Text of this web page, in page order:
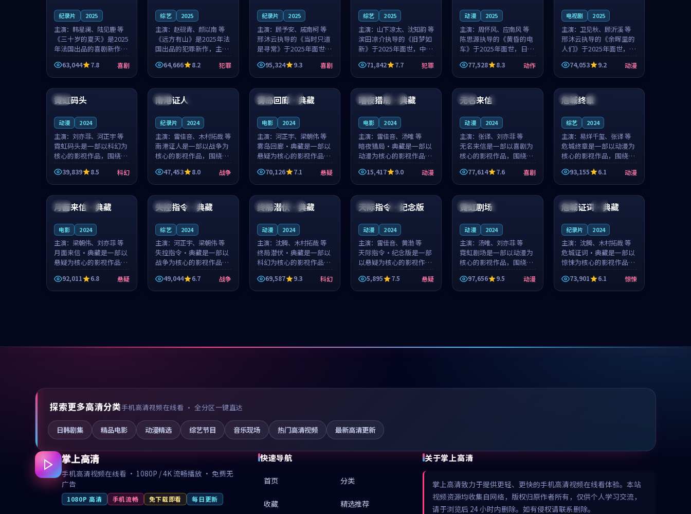
纪录片 2025
主演： 韩星澜、陆见鹿 等
《三十岁的夏天》是2025
年法国出品的喜剧新作，
主创团队希望用深夜电台
的故事让观众停下来想一
想。韩星澜领衔，陆见鹿
担任重要角色，山田纯一
的叙事节...
63,044 7.8 喜剧
综艺 2025
主演：赵砚青、颜以南 等
《远方有山》是2025年法
国出品的犯罪新作，主创
团队希望用高校追梦的故
事让观众停下来想一想。
赵砚青领衔，颜以南担任
重要角色，山田纯一的叙
事节奏一...
64,666 8.2 犯罪
纪录片 2025
主演： 顾予安、戚南柯 等
邢沐云执导的《当时只道
是寻常》于2025年面世，
泰国的城市气质与母女情
深的人物心境共同构筑了
影片基调。顾予安、戚南
柯用细腻的表演撑起整部
喜剧电影...
95,324 9.3 喜剧
综艺 2025
主演： 山下凉太、沈知韵 等
滨田凉介执导的《旧梦如
新》于2025年面世，中国
台湾的城市气质与异国相
遇的人物心境共同构筑了
影片基调。山下凉太、沈
知韵用细腻的表演撑起整
部犯罪电...
71,842 7.7 犯罪
动漫 2025
主演：周怀风、应南风 等
陈思源执导的《黄昏的电
车》于2025年面世，日本
的城市气质与渔村故事的
人物心境共同构筑了影片
基调。周怀风、应南风用
细腻的表演撑起整部动作
电影，剧...
77,528 8.3 动作
电视剧 2025
主演： 卫见秋、顾沂溪 等
邢沐云执导的《余晖里的
人们》于2025年面世，泰
国的城市气质与小镇生活
的人物心境共同构筑了影
片基调。卫见秋、顾沂溪
用细腻的表演撑起整部动
漫电影，...
74,053 9.2 动漫
中国
99:07
霓虹码头
动漫 2024
主演： 刘亦菲、河正宇 等
霓虹码头是一部以科幻为
核心的影视作品，围绕危
机、反转与人物成长展
开，整体节奏紧凑，值得
推荐观看。
39,839 8.5 科幻
法国
99:03
南港证人
纪录片 2024
主演： 雷佳音、木村拓哉 等
南港证人是一部以战争为
核心的影视作品，围绕危
机、反转与人物成长展
开，整体节奏紧凑，值得
推荐观看。
47,453 8.0 战争
英国 完结
99:49
雾岛回廊·典藏
电影 2024
主演： 河正宇、梁朝伟 等
雾岛回廊·典藏是一部以
悬疑为核心的影视作品，
围绕危机、反转与人物成
长展开，整体节奏紧凑，
值得推荐观看。
70,126 7.1 悬疑
法国 连载中
99:16
暗夜猎局·典藏
电影 2024
主演： 雷佳音、汤唯 等
暗夜猎局·典藏是一部以
动漫为核心的影视作品，
围绕危机、反转与人物成
长展开，整体节奏紧凑，
值得推荐观看。
15,417 9.0 动漫
法国
93:32
无名来信
动漫 2024
主演： 张译、刘亦菲 等
无名来信是一部以喜剧为
核心的影视作品，围绕危
机、反转与人物成长展
开，整体节奏紧凑，值得
推荐观看。
77,614 7.6 喜剧
日本 连载中
99:00
危城终章
综艺 2024
主演： 易烊千玺、张译 等
危城终章是一部以动漫为
核心的影视作品，围绕危
机、反转与人物成长展
开，整体节奏紧凑，值得
推荐观看。
93,155 6.1 动漫
日本 热播
99:08
月面来信·典藏
电影 2024
主演： 梁朝伟、刘亦菲 等
月面来信·典藏是一部以
悬疑为核心的影视作品，
围绕危机、反转与人物成
长展开，整体节奏紧凑，
值得推荐观看。
92,011 6.8 悬疑
中国 热播
99:37
失控指令·典藏
综艺 2024
主演：河正宇、梁朝伟 等
失控指令·典藏是一部以
战争为核心的影视作品，
围绕危机、反转与人物成
长展开，整体节奏紧凑，
值得推荐观看。
49,044 6.7 战争
美国 连载中
99:24
终局潜伏·典藏
动漫 2024
主演： 沈腾、木村拓哉 等
终局潜伏·典藏是一部以
科幻为核心的影视作品，
围绕危机、反转与人物成
长展开，整体节奏紧凑，
值得推荐观看。
69,587 9.3 科幻
中国 完结
99:57
天际指令·纪念版
动漫 2024
主演： 雷佳音、黄渤 等
天际指令·纪念版是一部
以悬疑为核心的影视作
品，围绕危机、反转与人
物成长展开，整体节奏紧
凑，值得推荐观看。
5,895 7.5 悬疑
美国
91:22
霓虹剧场
动漫 2024
主演： 汤唯、刘亦菲 等
霓虹剧场是一部以动漫为
核心的影视作品，围绕危
机、反转与人物成长展
开，整体节奏紧凑，值得
推荐观看。
97,656 9.5 动漫
中国 院线
99:49
危城证词·典藏
纪录片 2024
主演： 沈腾、木村拓哉 等
危城证词·典藏是一部以
惊悚为核心的影视作品，
围绕危机、反转与人物成
长展开，整体节奏紧凑，
值得推荐观看。
73,901 6.1 惊悚
探索更多高清分类手机高清视频在线看 · 全分区一键直达
日韩剧集 精品电影 动漫精选 综艺节目 音乐现场 热门高清视频 最新高清更新
掌上高清
手机高清视频在线看 · 1080P / 4K 流畅播放 · 免费无
广告
1080P 高清 手机流畅 免下载即看 每日更新
快速导航
首页 分类
收藏 精选推荐
关于掌上高清
掌上高清致力于提供更轻、更快的手机高清视频在线看体验。本站
视频资源均收集自网络，版权归原作者所有，仅供个人学习交流，
请于浏览后 24 小时内删除。如有侵权请联系删除。